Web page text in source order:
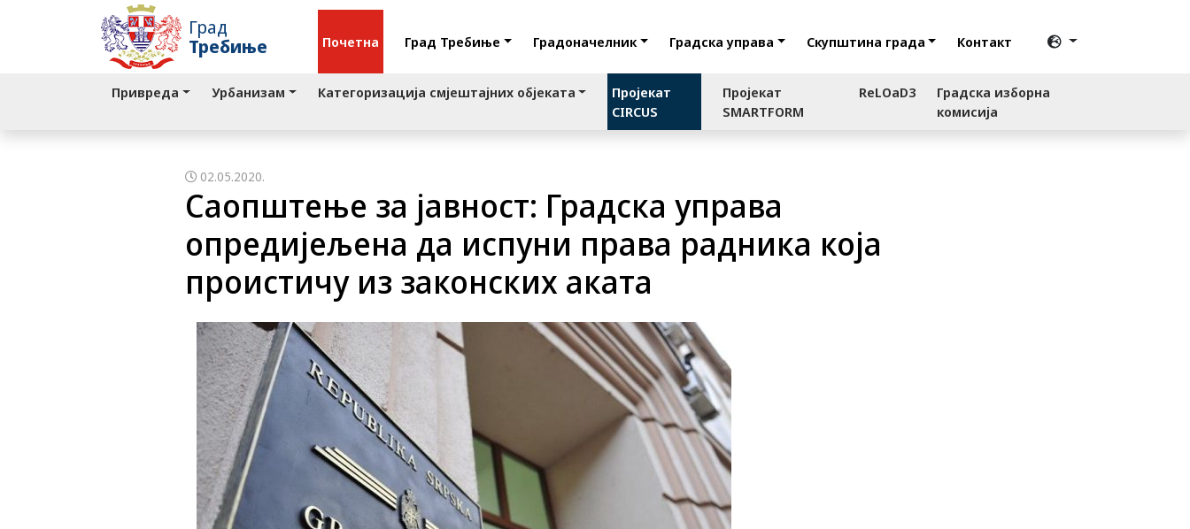
Град
Требиње
Почетна Град Требиње Градоначелник Градска управа Скупштина града Контакт
Привреда Урбанизам Категоризација смјештајних објеката
Пројекат
CIRCUS
Пројекат
SMARTFORM
ReLOaD3
Градска изборна
комисија
02.05.2020.
Саопштење за јавност: Градска управа
опредијељена да испуни права радника која
проистичу из законских аката